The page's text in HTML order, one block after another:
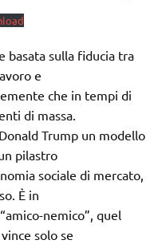
basata sulla fiducia tra
e
che in tempi di
di massa.
Trump un modello
pilastro
sociale di mercato,
È in
nemico”, quel
solo se